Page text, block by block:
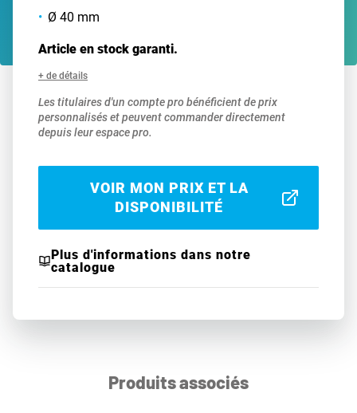
Ø 40 mm
Article en stock garanti.
+ de détails
Les titulaires d'un compte pro bénéficient de prix
personnalisés et peuvent commander directement
depuis leur espace pro.
VOIR MON PRIX ET LA
DISPONIBILITÉ
Plus d'informations dans notre
catalogue
Produits associés